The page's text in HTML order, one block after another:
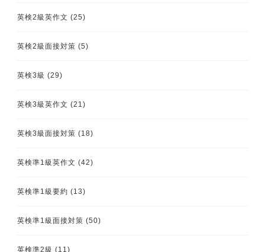
英検2級英作文 (25)
英検2級面接対策 (5)
英検3級 (29)
英検3級英作文 (21)
英検3級面接対策 (18)
英検準1級英作文 (42)
英検準1級要約 (13)
英検準1級面接対策 (50)
英検準2級 (11)